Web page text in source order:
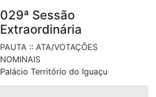
029ª Sessão
Extraordinária
PAUTA :: ATA/VOTAÇÕES
NOMINAIS
Palácio Território do Iguaçu